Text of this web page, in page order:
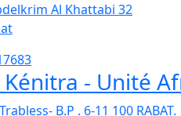
Al Khattabi 32
Kénitra - Unité
B.P . 6-11 100 RABAT.